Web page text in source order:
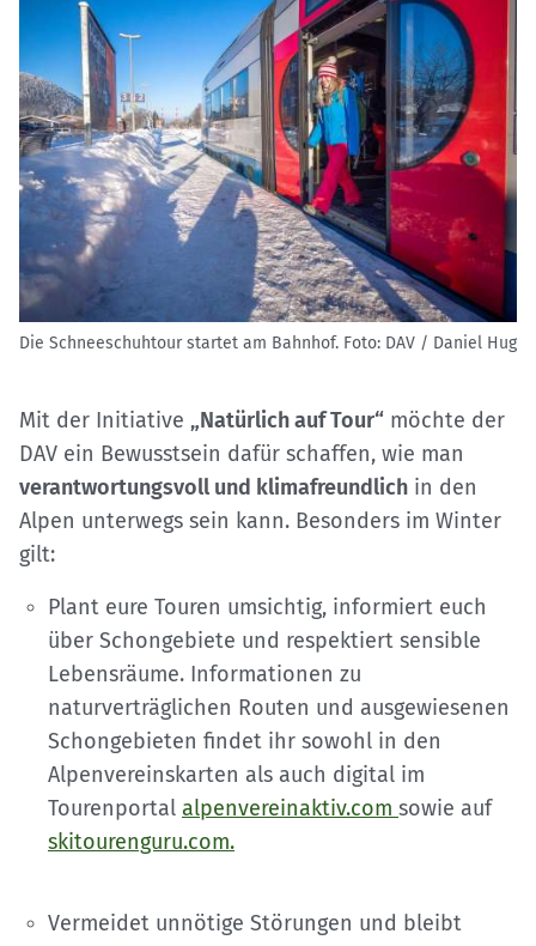
Die Schneeschuhtour startet am Bahnhof. Foto: DAV / Daniel Hug
Mit der Initiative „Natürlich auf Tour“ möchte der
DAV ein Bewusstsein dafür schaffen, wie man
verantwortungsvoll und klimafreundlich in den
Alpen unterwegs sein kann. Besonders im Winter
gilt:
Plant eure Touren umsichtig, informiert euch
über Schongebiete und respektiert sensible
Lebensräume. Informationen zu
naturverträglichen Routen und ausgewiesenen
Schongebieten findet ihr sowohl in den
Alpenvereinskarten als auch digital im
Tourenportal alpenvereinaktiv.com sowie auf
skitourenguru.com.
Vermeidet unnötige Störungen und bleibt